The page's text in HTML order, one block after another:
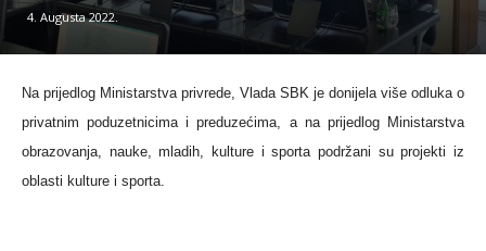
4. Augusta 2022.
Na prijedlog Ministarstva privrede, Vlada SBK je donijela više odluka o
privatnim poduzetnicima i preduzećima, a na prijedlog Ministarstva
obrazovanja, nauke, mladih, kulture i sporta podržani su projekti iz
oblasti kulture i sporta.